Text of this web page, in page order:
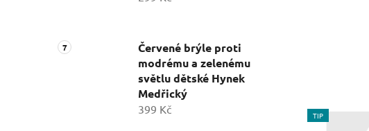
Červené brýle proti
modrému a zelenému
světlu dětské Hynek
Medřický
399 Kč TIP